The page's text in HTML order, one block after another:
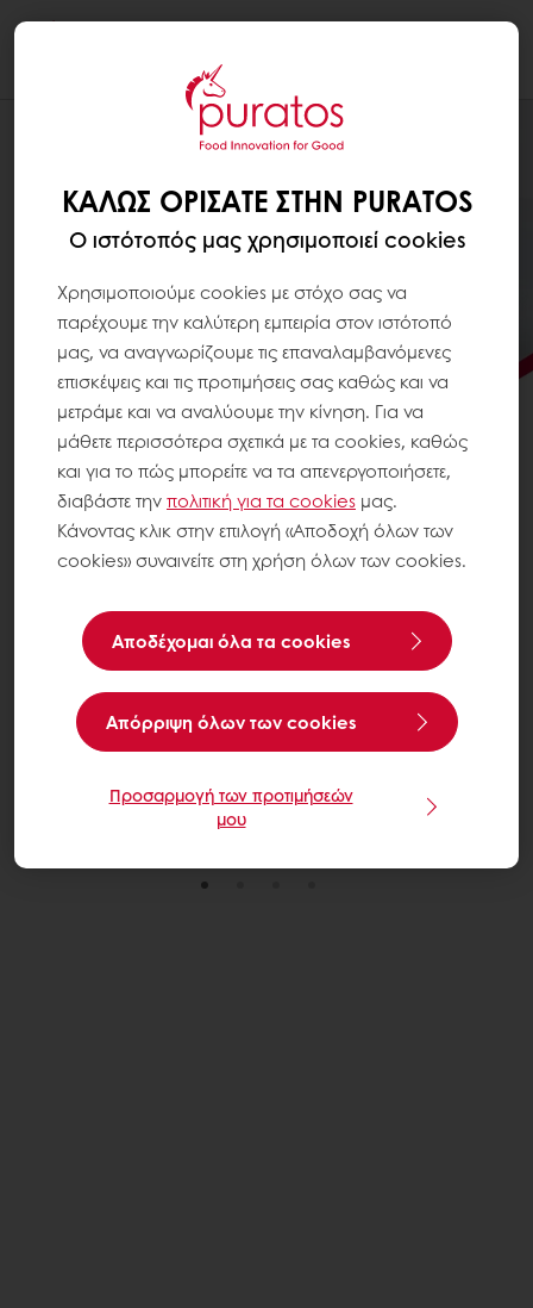
ΦΈΡΤΕ ΤΗΝ ΚΑΙΝΟΤΟΜΊΑ ΣΕ
ΚΆΘΕ ΓΛΥΚΙΆ ΣΤΙΓΜΉ
καινοτόμα συστατικά μας σάς δίνουν τη δυνατότητα να
δημιουργείτε σύγχρονες προτάσεις ζαχαροπλαστικής
που ισορροπούν την απόλαυση με την πιο συνειδητή
διατροφή — χωρίς συμβιβασμούς στη γεύση ή την
ποιότητα.
Ανακαλύψτε περισσότερα εδώ
ΚΑΛΏΣ ΟΡΊΣΑΤΕ ΣΤΗΝ PURATOS
Ο ιστότοπός μας χρησιμοποιεί cookies
Χρησιμοποιούμε cookies με στόχο σας να
παρέχουμε την καλύτερη εμπειρία στον ιστότοπό
μας, να αναγνωρίζουμε τις επαναλαμβανόμενες
επισκέψεις και τις προτιμήσεις σας καθώς και να
μετράμε και να αναλύουμε την κίνηση. Για να
μάθετε περισσότερα σχετικά με τα cookies, καθώς
και για το πώς μπορείτε να τα απενεργοποιήσετε,
διαβάστε τηνπολιτική για τα cookies μας.
Κάνοντας κλικ στην επιλογή «Αποδοχή όλων των
cookies» συναινείτε στη χρήση όλων των cookies.
Αποδέχομαι όλα τα cookies
Aπόρριψη όλων των cookies
Προσαρμογή των προτιμήσεών
μου